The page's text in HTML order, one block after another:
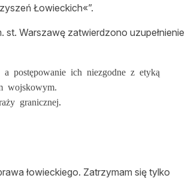
Łowieckich«”.
st. Warszawę zatwierdzono uzupełnienie
postępowanie ich niezgodne z etyką
wojskowym.
granicznej.
łowieckiego. Zatrzymam się tylko